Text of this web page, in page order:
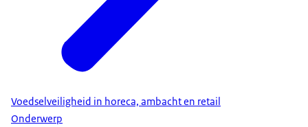
Voedselveiligheid in horeca, ambacht en retail
Onderwerp